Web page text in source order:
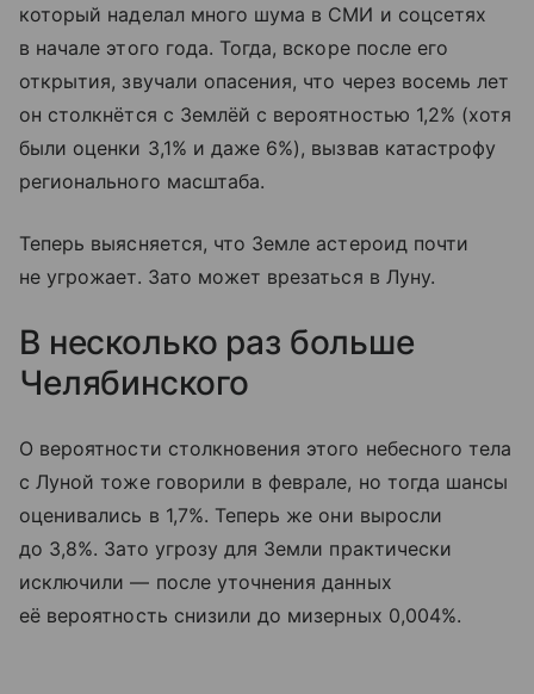
который наделал много шума в СМИ и соцсетях
в начале этого года. Тогда, вскоре после его
открытия, звучали опасения, что через восемь лет
он столкнётся с Землёй с вероятностью 1,2% (хотя
были оценки 3,1% и даже 6%), вызвав катастрофу
регионального масштаба.
Теперь выясняется, что Земле астероид почти
не угрожает. Зато может врезаться в Луну.
В несколько раз больше
Челябинского
О вероятности столкновения этого небесного тела
с Луной тоже говорили в феврале, но тогда шансы
оценивались в 1,7%. Теперь же они выросли
до 3,8%. Зато угрозу для Земли практически
исключили — после уточнения данных
её вероятность снизили до мизерных 0,004%.